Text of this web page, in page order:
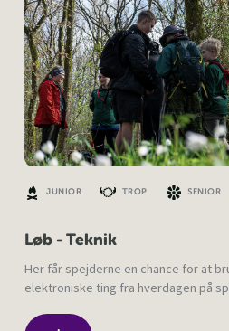
JUNIOR TROP SENIOR
Løb - Teknik
Her får spejderne en chance for at
elektroniske ting fra hverdagen på